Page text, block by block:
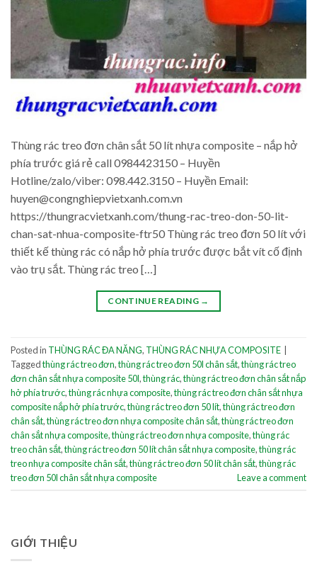
Thùng rác treo đơn chân sắt 50 lít nhựa composite – nắp hở
phía trước giá rẻ call 0984423150 – Huyền
Hotline/zalo/viber: 098.442.3150 – Huyền Email:
huyen@congnghiepvietxanh.com.vn
https://thungracvietxanh.com/thung-rac-treo-don-50-lit-
chan-sat-nhua-composite-ftr50 Thùng rác treo đơn 50 lít với
thiết kế thùng rác có nắp hở phía trước được bắt vít cố định
vào trụ sắt. Thùng rác treo […]
CONTINUE READING →
Posted in THÙNG RÁC ĐA NĂNG, THÙNG RÁC NHỰA COMPOSITE
Taggedthùng rác treo đơn,thùng rác treo đơn 50l chân sắt,thùng rác treo
đơn chân sắt nhựa composite 50l,thùng rác,thùng rác treo đơn chân sắt nắp
hở phía trước,thùng rác nhựa composite,thùng rác treo đơn chân sắt nhựa
composite nắp hở phía trước,thùng rác treo đơn 50 lít,thùng rác treo đơn
chân sắt,thùng rác treo đơn nhựa composite chân sắt,thùng rác treo đơn
chân sắt nhựa composite,thùng rác treo đơn nhựa composite,thùng rác
treo chân sắt,thùng rác treo đơn 50 lít chân sắt nhựa composite,thùng rác
treo nhựa composite chân sắt,thùng rác treo đơn 50 lít chân sắt,thùng rác
treo đơn 50l chân sắt nhựa composite
Leave a comment
GIỚI THIỆU